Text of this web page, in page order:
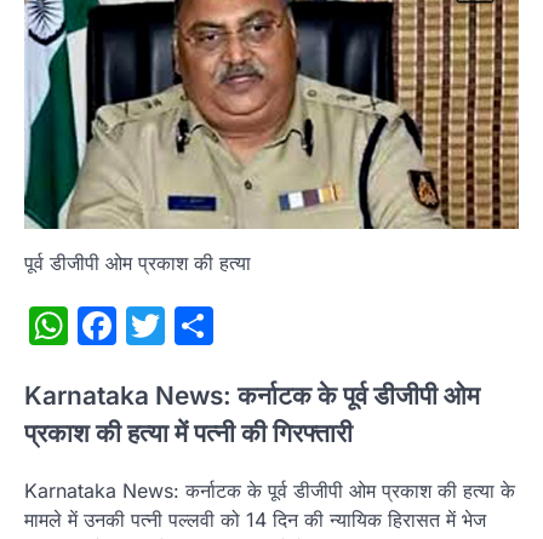
पूर्व डीजीपी ओम प्रकाश की हत्या
WhatsApp
Facebook
Twitter
Karnataka News: कर्नाटक के पूर्व डीजीपी ओम
प्रकाश की हत्या में पत्नी की गिरफ्तारी
Karnataka News: कर्नाटक के पूर्व डीजीपी ओम प्रकाश की हत्या के
मामले में उनकी पत्नी पल्लवी को 14 दिन की न्यायिक हिरासत में भेज